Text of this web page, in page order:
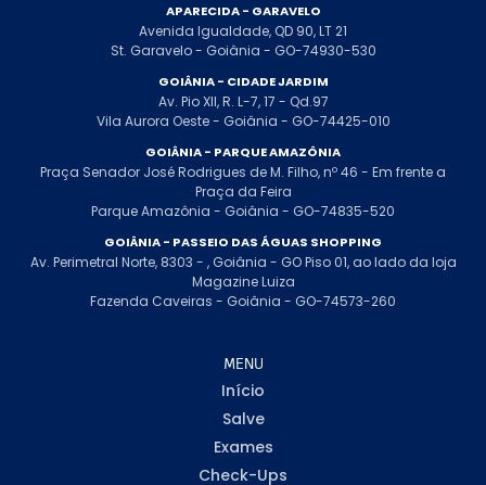
APARECIDA - GARAVELO
Avenida Igualdade, QD 90, LT 21
St. Garavelo - Goiânia - GO-74930-530
GOIÂNIA - CIDADE JARDIM
Av. Pio XII, R. L-7, 17 - Qd.97
Vila Aurora Oeste - Goiânia - GO-74425-010
GOIÂNIA - PARQUE AMAZÔNIA
Praça Senador José Rodrigues de M. Filho, nº 46 - Em frente a
Praça da Feira
Parque Amazônia - Goiânia - GO-74835-520
GOIÂNIA - PASSEIO DAS ÁGUAS SHOPPING
Av. Perimetral Norte, 8303 - , Goiânia - GO Piso 01, ao lado da loja
Magazine Luiza
Fazenda Caveiras - Goiânia - GO-74573-260
MENU
Início
Salve
Exames
Check-Ups